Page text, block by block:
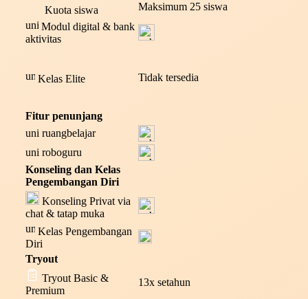
Kuota siswa
Maksimum 25 siswa
Modul digital & bank
aktivitas
Kelas Elite Tidak tersedia
Fitur penunjang
ruangbelajar
roboguru
Konseling dan Kelas
Pengembangan Diri
Konseling Privat via
chat & tatap muka
Kelas Pengembangan
Diri
Tryout
Tryout Basic &
Premium
13x setahun